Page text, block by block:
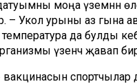
моңа үземнән
– Укол урыны аз гына
да булды
үзенчә җавап
вакцинасын спортчылар